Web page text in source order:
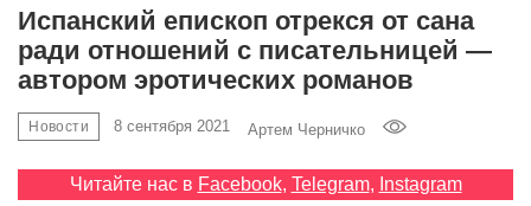
Испанский епископ отрекся от сана
ради отношений с писательницей —
автором эротических романов
Новости 8 сентября 2021 Артем Черничко
Читайте нас в Facebook, Telegram, Instagram